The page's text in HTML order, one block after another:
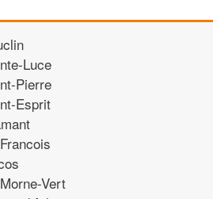
Luce
Pierre
Esprit
Vert